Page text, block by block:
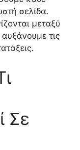
σελίδα.
μεταξύ
αυξάνουμε τις
Σε